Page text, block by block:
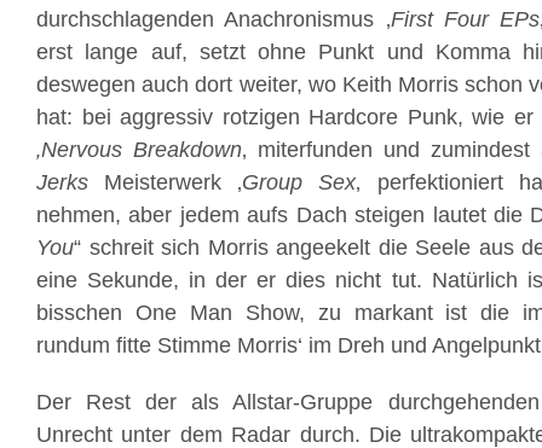
durchschlagenden Anachronismus ‚First Four EPs
erst lange auf, setzt ohne Punkt und Komma
deswegen auch dort weiter, wo Keith Morris schon
hat: bei aggressiv rotzigen Hardcore Punk, wie
‚Nervous Breakdown‚ miterfunden und
Jerks Meisterwerk ‚Group Sex‚ perfektioniert
nehmen, aber jedem aufs Dach steigen lautet die
You“ schreit sich Morris angeekelt die Seele aus
eine Sekunde, in der er dies nicht tut. Natürlich
bisschen One Man Show, zu markant ist die
rundum fitte Stimme Morris‘ im Dreh und
Der Rest der als Allstar-Gruppe
Unrecht unter dem Radar durch. Die